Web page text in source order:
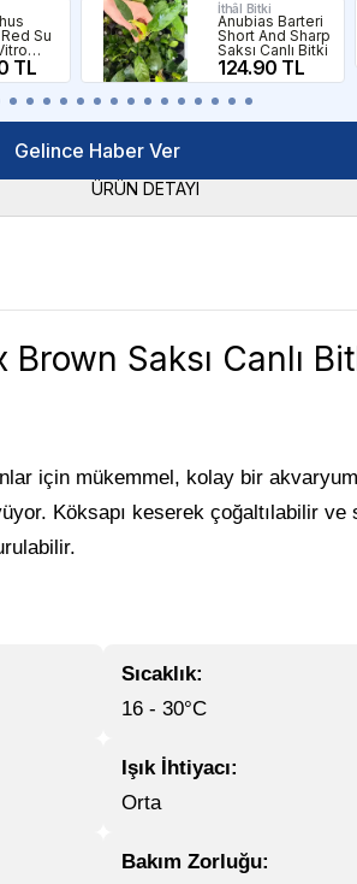
Su
TL
İthâl Bitki
Anubias Barteri
Short And Sharp
Saksı Canlı Bitki
124.90 TL
Gelince Haber Ver
ÜRÜN DETAYI
Saksı Canlı
için mükemmel, kolay bir
Köksapı keserek çoğaltılabilir ve
Sıcaklık:
16 - 30°C
Işık İhtiyacı:
Orta
Bakım Zorluğu: